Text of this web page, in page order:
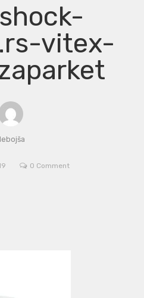
vitex-
0 Comment